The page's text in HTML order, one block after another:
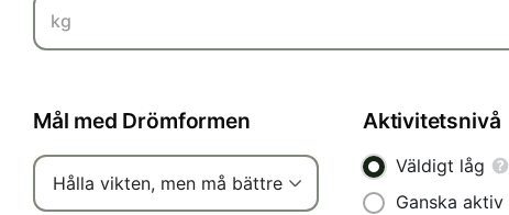
kg
Mål med Drömformen
Hålla vikten, men må bättre
Aktivitetsnivå
Väldigt låg
Ganska aktiv